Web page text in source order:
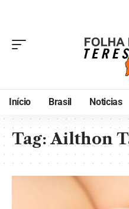
Início Brasil Noticias
Tag:Ailthon